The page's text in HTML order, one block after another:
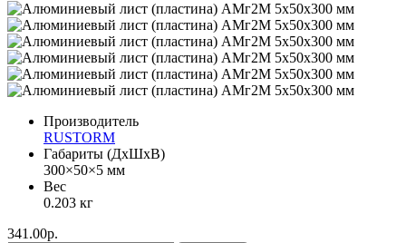
Производитель
RUSTORM
Габариты (ДхШхВ)
300×50×5 мм
Вес
0.203 кг
341.00р.